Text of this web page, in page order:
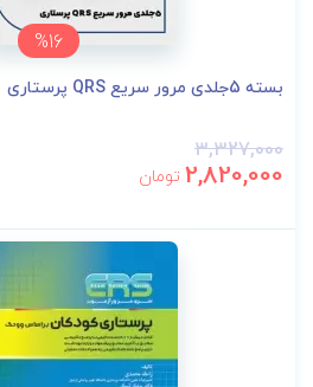
%16
بسته 5جلدی مرور سریع QRS پرستاری
3,327,000
2,820,000 تومان